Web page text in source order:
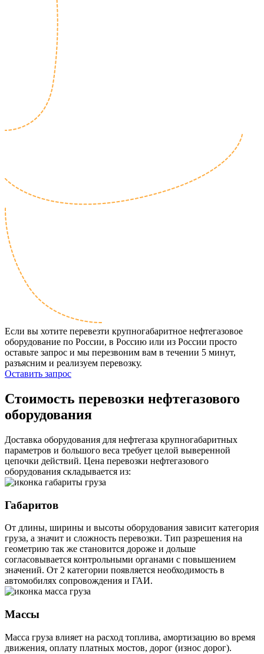
Если вы хотите перевезти крупногабаритное нефтегазовое
оборудование по России, в Россию или из России просто
оставьте запрос и мы перезвоним вам в течении 5 минут,
разъясним и реализуем перевозку.
Оставить запрос
Стоимость перевозки нефтегазового
оборудования
Доставка оборудования для нефтегаза крупногабаритных
параметров и большого веса требует целой выверенной
цепочки действий. Цена перевозки нефтегазового
оборудования складывается из:
Габаритов
От длины, ширины и высоты оборудования зависит категория
груза, а значит и сложность перевозки. Тип разрешения на
геометрию так же становится дороже и дольше
согласовывается контрольными органами с повышением
значений. От 2 категории появляется необходимость в
автомобилях сопровождения и ГАИ.
Массы
Масса груза влияет на расход топлива, амортизацию во время
движения, оплату платных мостов, дорог (износ дорог).